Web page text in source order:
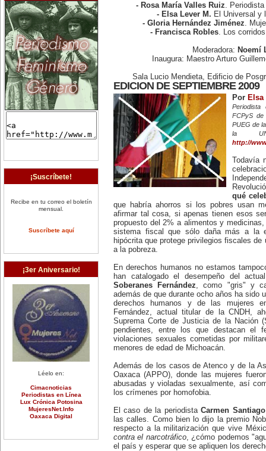
¡Suscríbete!
Recibe en tu correo el boletín
mensual.
Suscríbete aquí
¡3er Aniversario!
Léelo en:
Cimacnoticias
Periodistas en Línea
Lux Crónica Potosina
MujeresNet.Info
Oaxaca Digital
- Rosa María Valles Ruiz .
- Elsa Lever M. El Universal y
- Gloria Hernández Jiménez .
- Francisca Robles . Los
Moderadora: Noemí
Inaugura: Maestro Arturo
Sala Lucio Mendieta, Edificio de
EDICION DE SEPTIEMBRE 2009
Por Elsa
FCPyS
PUEG de
la
http://
Todavía
qué
que habría ahorros si los pobres usan
afirmar tal cosa, si apenas tienen esos
propuesto del 2% a alimentos y
sistema fiscal que sólo daña más a la
hipócrita que protege privilegios fiscales
a la pobreza.
En derechos humanos no estamos
han catalogado el desempeño del
Soberanes Fernández , como "gris" y
además de que durante ocho años ha sido
derechos humanos y de las mujeres
Fernández, actual titular de la CNDH,
Suprema Corte de Justicia de la Nación
pendientes, entre los que destacan el
violaciones sexuales cometidas por
menores de edad de Michoacán.
Además de los casos de Atenco y de la
Oaxaca (APPO), donde las mujeres
abusadas y violadas sexualmente, así
los crímenes por homofobia.
El caso de la periodistaCarmen Santiago
las calles. Como bien lo dijo la premio
respecto a la militarización que vive
contra el narcotráfico, ¿cómo podemos
el país y esperar que se apliquen los